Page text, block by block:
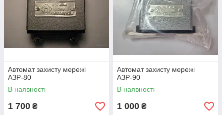
Автомат захисту мережі
АЗР-80
В наявності
1 700 ₴
Автомат захисту мережі
АЗР-90
В наявності
1 000 ₴